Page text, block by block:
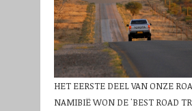
HET EERSTE DEEL VAN ONZE
NAMIBIË WON DE 'BEST ROAD